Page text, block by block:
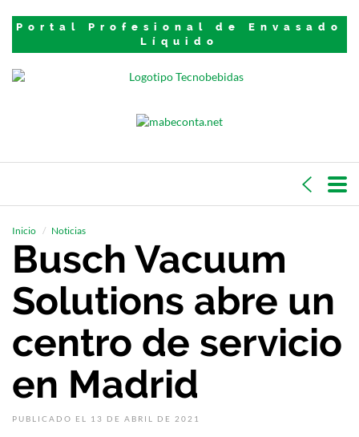
Portal Profesional de Envasado
Líquido
Inicio Noticias
Busch Vacuum
Solutions abre un
centro de servicio
en Madrid
PUBLICADO EL 13 DE ABRIL DE 2021